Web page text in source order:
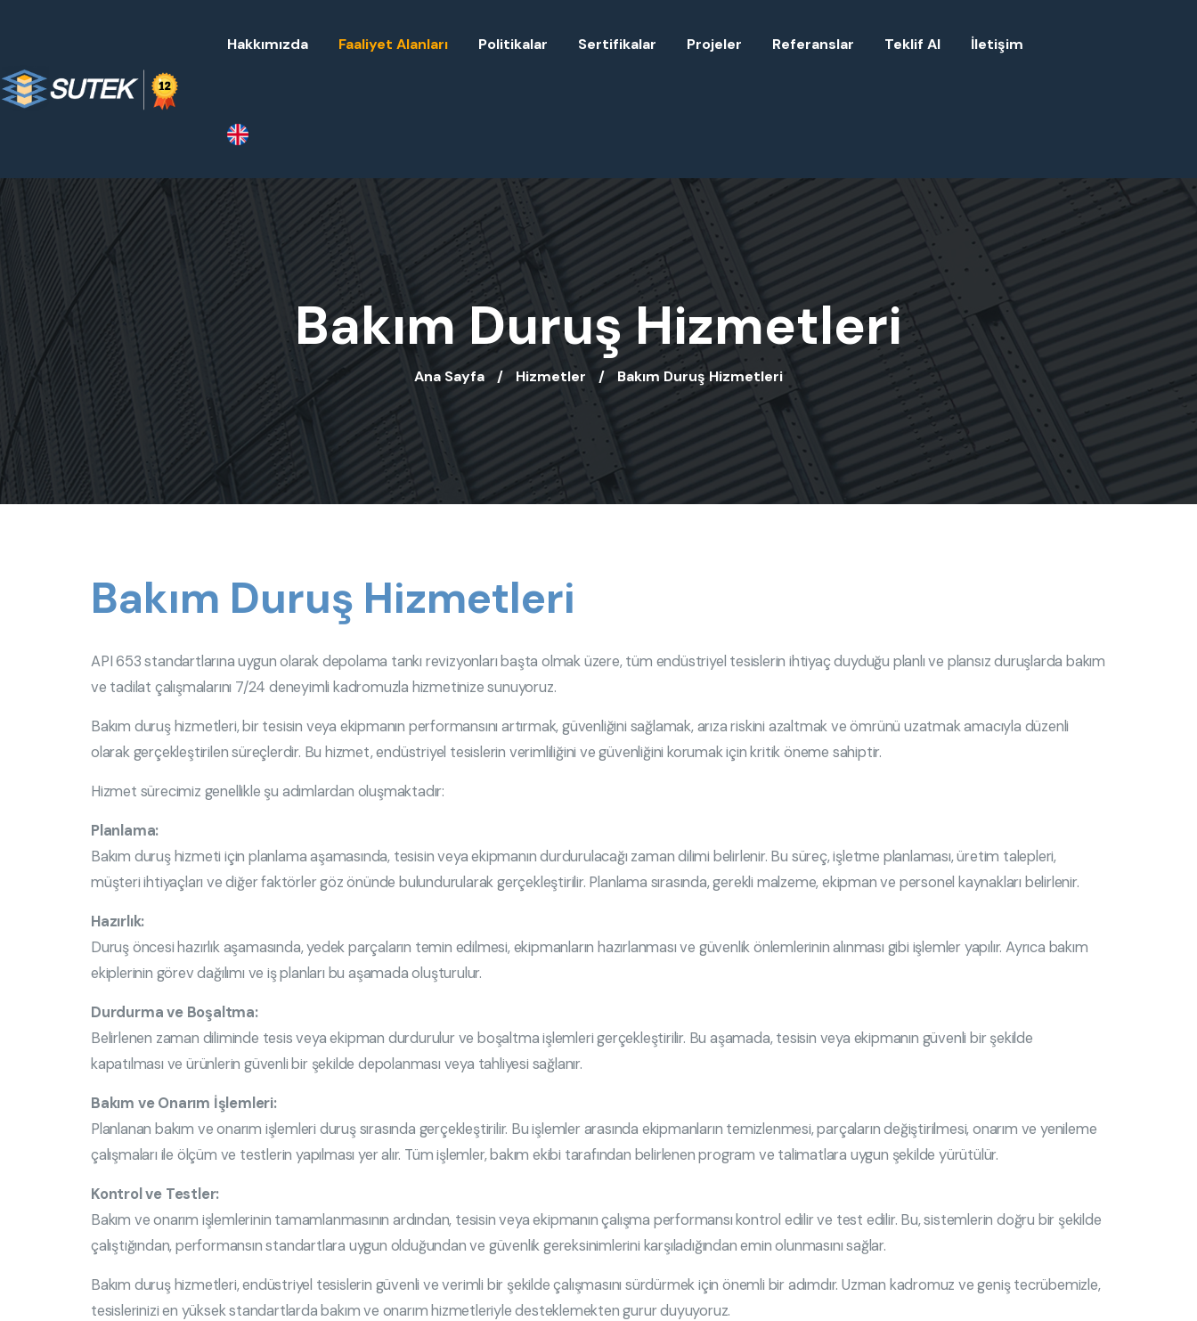
Hakkımızda Faaliyet Alanları Politikalar Sertifikalar Projeler Referanslar Teklif Al İletişim
Bakım Duruş Hizmetleri
Ana Sayfa Hizmetler Bakım Duruş Hizmetleri
Bakım Duruş Hizmetleri
API 653 standartlarına uygun olarak depolama tankı revizyonları başta olmak üzere, tüm endüstriyel tesislerin ihtiyaç duyduğu planlı ve plansız duruşlarda bakım
ve tadilat çalışmalarını 7/24 deneyimli kadromuzla hizmetinize sunuyoruz.
Bakım duruş hizmetleri, bir tesisin veya ekipmanın performansını artırmak, güvenliğini sağlamak, arıza riskini azaltmak ve ömrünü uzatmak amacıyla düzenli
olarak gerçekleştirilen süreçlerdir. Bu hizmet, endüstriyel tesislerin verimliliğini ve güvenliğini korumak için kritik öneme sahiptir.
Hizmet sürecimiz genellikle şu adımlardan oluşmaktadır:
Planlama:
Bakım duruş hizmeti için planlama aşamasında, tesisin veya ekipmanın durdurulacağı zaman dilimi belirlenir. Bu süreç, işletme planlaması, üretim talepleri,
müşteri ihtiyaçları ve diğer faktörler göz önünde bulundurularak gerçekleştirilir. Planlama sırasında, gerekli malzeme, ekipman ve personel kaynakları belirlenir.
Hazırlık:
Duruş öncesi hazırlık aşamasında, yedek parçaların temin edilmesi, ekipmanların hazırlanması ve güvenlik önlemlerinin alınması gibi işlemler yapılır. Ayrıca bakım
ekiplerinin görev dağılımı ve iş planları bu aşamada oluşturulur.
Durdurma ve Boşaltma:
Belirlenen zaman diliminde tesis veya ekipman durdurulur ve boşaltma işlemleri gerçekleştirilir. Bu aşamada, tesisin veya ekipmanın güvenli bir şekilde
kapatılması ve ürünlerin güvenli bir şekilde depolanması veya tahliyesi sağlanır.
Bakım ve Onarım İşlemleri:
Planlanan bakım ve onarım işlemleri duruş sırasında gerçekleştirilir. Bu işlemler arasında ekipmanların temizlenmesi, parçaların değiştirilmesi, onarım ve yenileme
çalışmaları ile ölçüm ve testlerin yapılması yer alır. Tüm işlemler, bakım ekibi tarafından belirlenen program ve talimatlara uygun şekilde yürütülür.
Kontrol ve Testler:
Bakım ve onarım işlemlerinin tamamlanmasının ardından, tesisin veya ekipmanın çalışma performansı kontrol edilir ve test edilir. Bu, sistemlerin doğru bir şekilde
çalıştığından, performansın standartlara uygun olduğundan ve güvenlik gereksinimlerini karşıladığından emin olunmasını sağlar.
Bakım duruş hizmetleri, endüstriyel tesislerin güvenli ve verimli bir şekilde çalışmasını sürdürmek için önemli bir adımdır. Uzman kadromuz ve geniş tecrübemizle,
tesislerinizi en yüksek standartlarda bakım ve onarım hizmetleriyle desteklemekten gurur duyuyoruz.